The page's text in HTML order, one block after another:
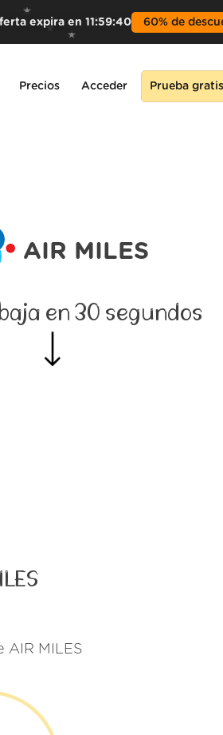
expira en 11:59:39 60% de
Precios Acceder Prueba gratis
AIR MILES
en 30 segundos
AIR MILES